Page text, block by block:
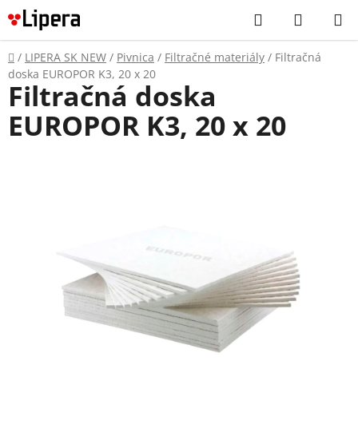
Prejsť
na
obsah
Hľadať
KOŠÍK
Domov
/ LIPERA SK NEW / Pivnica / Filtračné materiály / Filtračná
doska EUROPOR K3, 20 x 20
Filtračná doska
EUROPOR K3, 20 x 20